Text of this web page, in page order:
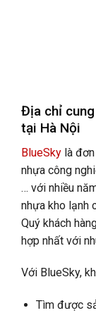
Địa chỉ
tại Hà Nội
BlueSky là
nhựa công
… với nhiều
nhựa kho lạnh
Quý khách
hợp nhất với
Với BlueSky,
Tìm được